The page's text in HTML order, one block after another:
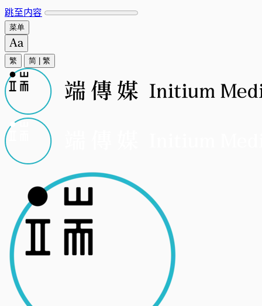
跳至内容
菜单
繁 简 繁